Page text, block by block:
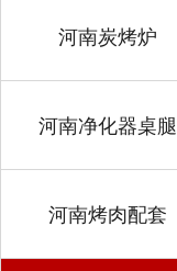
河南炭烤炉
河南净化器桌腿
河南烤肉配套